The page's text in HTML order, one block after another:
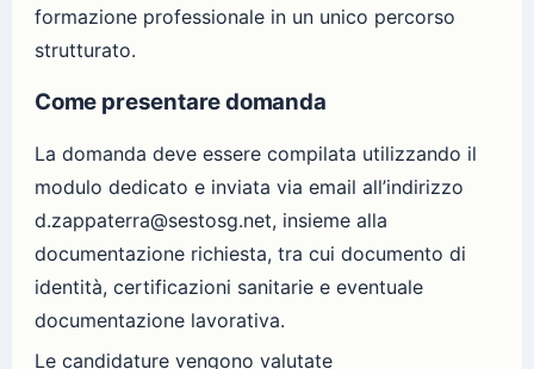
formazione professionale in un unico percorso
strutturato.
Come presentare domanda
La domanda deve essere compilata utilizzando il
modulo dedicato e inviata via email all’indirizzo
d.zappaterra@sestosg.net, insieme alla
documentazione richiesta, tra cui documento di
identità, certificazioni sanitarie e eventuale
documentazione lavorativa.
Le candidature vengono valutate